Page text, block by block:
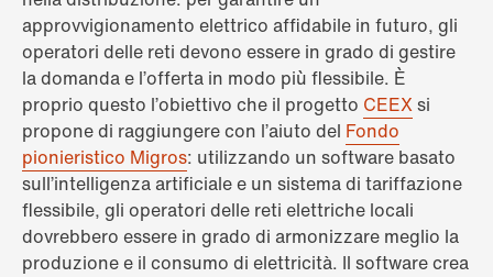
approvvigionamento elettrico affidabile in futuro, gli
operatori delle reti devono essere in grado di gestire
la domanda e l’offerta in modo più flessibile. È
proprio questo l’obiettivo che il progetto CEEXsi
propone di raggiungere con l’aiuto del Fondo
pionieristico Migros: utilizzando un software basato
sull’intelligenza artificiale e un sistema di tariffazione
flessibile, gli operatori delle reti elettriche locali
dovrebbero essere in grado di armonizzare meglio la
produzione e il consumo di elettricità. Il software crea